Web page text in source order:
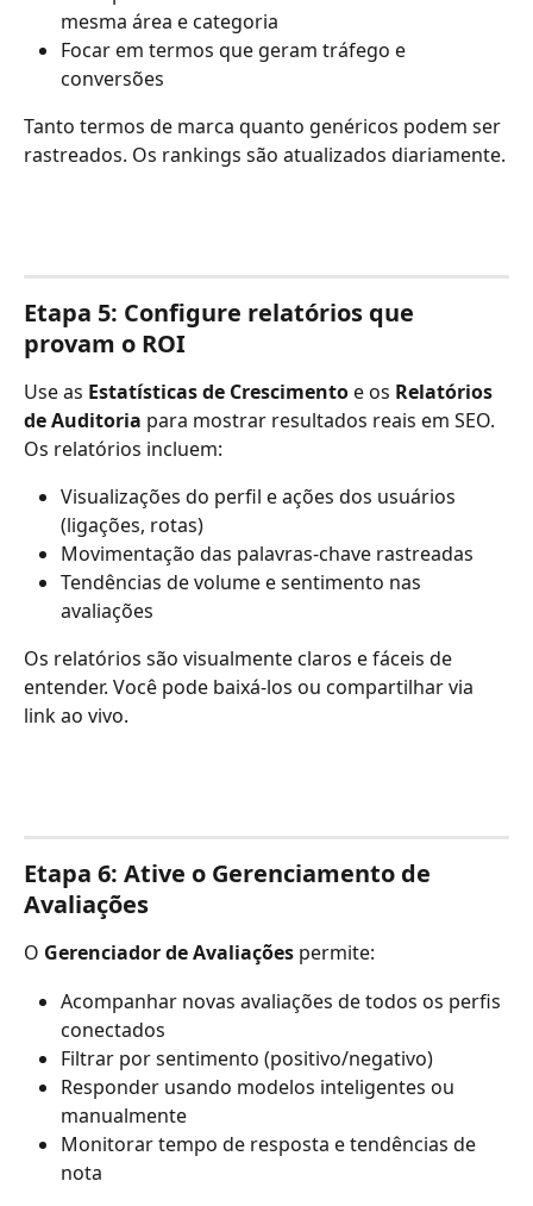
mesma área e categoria
Focar em termos que geram tráfego e
conversões
Tanto termos de marca quanto genéricos podem ser
rastreados. Os rankings são atualizados diariamente.
Etapa 5: Configure relatórios que
provam o ROI
Use as Estatísticas de Crescimento e os Relatórios
de Auditoria para mostrar resultados reais em SEO.
Os relatórios incluem:
Visualizações do perfil e ações dos usuários
(ligações, rotas)
Movimentação das palavras-chave rastreadas
Tendências de volume e sentimento nas
avaliações
Os relatórios são visualmente claros e fáceis de
entender. Você pode baixá-los ou compartilhar via
link ao vivo.
Etapa 6: Ative o Gerenciamento de
Avaliações
O Gerenciador de Avaliações permite:
Acompanhar novas avaliações de todos os perfis
conectados
Filtrar por sentimento (positivo/negativo)
Responder usando modelos inteligentes ou
manualmente
Monitorar tempo de resposta e tendências de
nota